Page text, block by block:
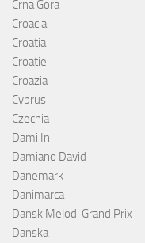
Crna Gora
Croacia
Croatia
Croatie
Croazia
Cyprus
Czechia
Dami In
Damiano David
Danemark
Danimarca
Dansk Melodi Grand Prix
Danska